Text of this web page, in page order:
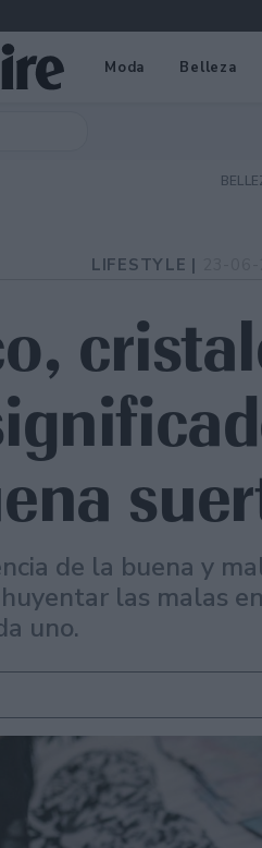
Moda Belleza
LIFESTYLE |
de la buena y
las malas
uno.